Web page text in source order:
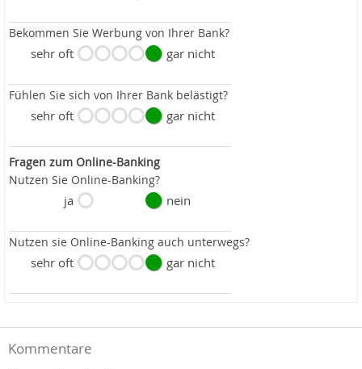
Bekommen Sie Werbung von Ihrer Bank?
sehr oft gar nicht
Fühlen Sie sich von Ihrer Bank belästigt?
sehr oft gar nicht
Fragen zum Online-Banking
Nutzen Sie Online-Banking?
ja nein
Nutzen sie Online-Banking auch unterwegs?
sehr oft gar nicht
Kommentare